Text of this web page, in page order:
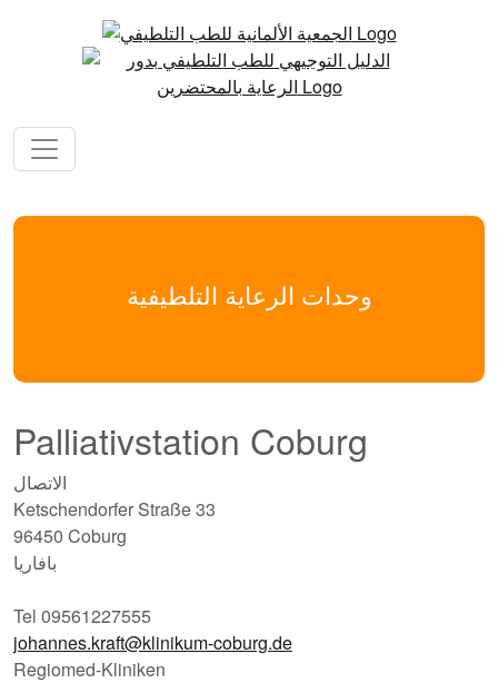
وحدات الرعاية التلطيفية
Palliativstation Coburg
الاتصال
Ketschendorfer Straße 33
96450 Coburg
بافاريا
Tel 09561227555
johannes.kraft@klinikum-coburg.de
Regiomed-Kliniken